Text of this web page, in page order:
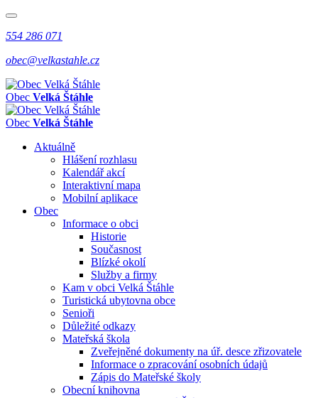
554 286 071
obec@velkastahle.cz
Obec Velká Štáhle
Obec Velká Štáhle
Aktuálně
Hlášení rozhlasu
Kalendář akcí
Interaktivní mapa
Mobilní aplikace
Obec
Informace o obci
Historie
Současnost
Blízké okolí
Služby a firmy
Kam v obci Velká Štáhle
Turistická ubytovna obce
Senioři
Důležité odkazy
Mateřská škola
Zveřejněné dokumenty na úř. desce zřizovatele
Informace o zpracování osobních údajů
Zápis do Mateřské školy
Obecní knihovna